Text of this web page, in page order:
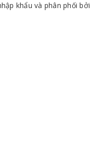
khẩu và phân phối bởi